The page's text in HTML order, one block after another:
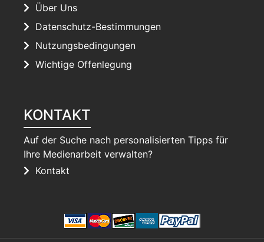
Über Uns
Datenschutz-Bestimmungen
Nutzungsbedingungen
Wichtige Offenlegung
KONTAKT
Auf der Suche nach personalisierten Tipps für
Ihre Medienarbeit verwalten?
Kontakt